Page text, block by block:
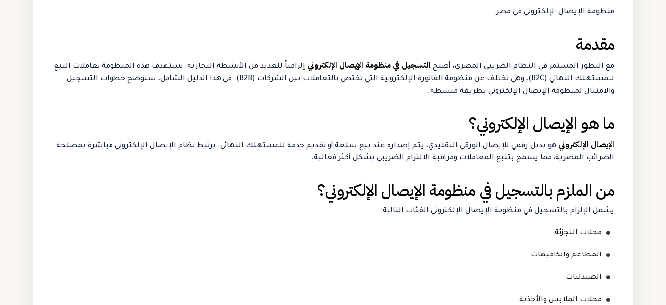
منظومة الإيصال الإلكتروني في مصر
مقدمة
مع التطور المستمر في النظام الضريبي المصري، أصبح التسجيل في منظومة الإيصال الإلكتروني إلزامياً للعديد من الأنشطة التجارية. تستهدف هذه المنظومة تعاملات البيع
للمستهلك النهائي (B2C)، وهي تختلف عن منظومة الفاتورة الإلكترونية التي تختص بالتعاملات بين الشركات (B2B). في هذا الدليل الشامل، سنوضح خطوات التسجيل
والامتثال لمنظومة الإيصال الإلكتروني بطريقة مبسطة.
ما هو الإيصال الإلكتروني؟
الإيصال الإلكتروني هو بديل رقمي للإيصال الورقي التقليدي، يتم إصداره عند بيع سلعة أو تقديم خدمة للمستهلك النهائي. يرتبط نظام الإيصال الإلكتروني مباشرة بمصلحة
الضرائب المصرية، مما يسمح بتتبع المعاملات ومراقبة الالتزام الضريبي بشكل أكثر فعالية.
من الملزم بالتسجيل في منظومة الإيصال الإلكتروني؟
يشمل الإلزام بالتسجيل في منظومة الإيصال الإلكتروني الفئات التالية:
محلات التجزئة
المطاعم والكافيهات
الصيدليات
محلات الملابس والأحذية